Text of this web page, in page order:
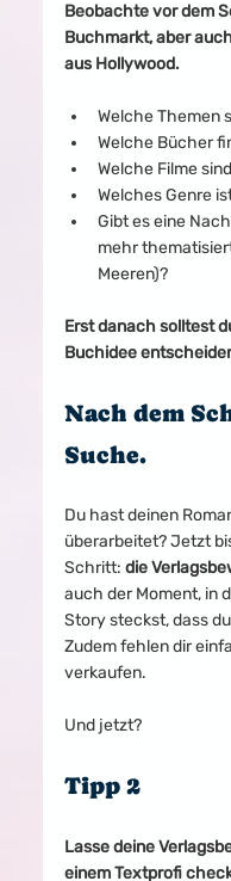
Beobachte vor dem
Buchmarkt, aber
aus Hollywood.
Welche Themen
Welche Bücher
Welche Filme
Welches Genre
Gibt es eine
mehr
Meeren)?
Erst danach solltest
Buchidee
Nach dem
Suche.
Du hast deinen
überarbeitet? Jetzt
Schritt: die
auch der Moment, in
Story steckst, dass
Zudem fehlen dir
verkaufen.
Und jetzt?
Tipp 2
Lasse deine
einem Textprofi